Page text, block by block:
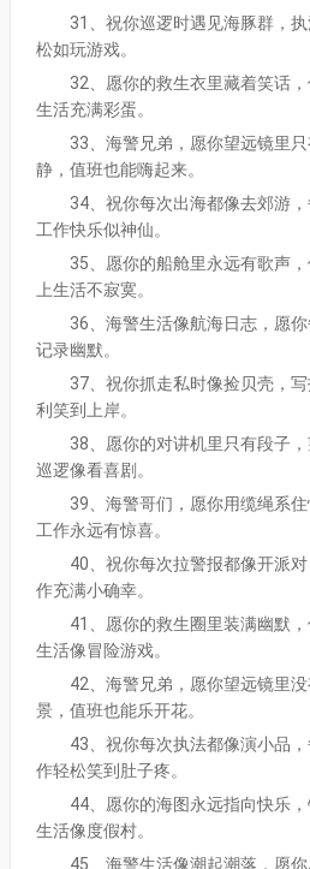
31、祝你巡逻时遇见海豚群，
松如玩游戏。
32、愿你的救生衣里藏着笑话
生活充满彩蛋。
33、海警兄弟，愿你望远镜里
静，值班也能嗨起来。
34、祝你每次出海都像去郊游
工作快乐似神仙。
35、愿你的船舱里永远有歌声
上生活不寂寞。
36、海警生活像航海日志，愿
记录幽默。
37、祝你抓走私时像捡贝壳，
利笑到上岸。
38、愿你的对讲机里只有段子
巡逻像看喜剧。
39、海警哥们，愿你用缆绳系
工作永远有惊喜。
40、祝你每次拉警报都像开派
作充满小确幸。
41、愿你的救生圈里装满幽默
生活像冒险游戏。
42、海警兄弟，愿你望远镜里
景，值班也能乐开花。
43、祝你每次执法都像演小品
作轻松笑到肚子疼。
44、愿你的海图永远指向快乐
生活像度假村。
45、海警生活像潮起潮落，愿